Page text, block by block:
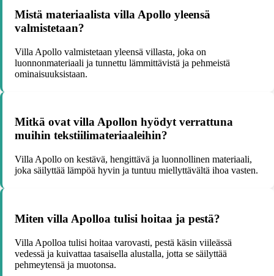
Mistä materiaalista villa Apollo yleensä
valmistetaan?
Villa Apollo valmistetaan yleensä villasta, joka on
luonnonmateriaali ja tunnettu lämmittävistä ja pehmeistä
ominaisuuksistaan.
Mitkä ovat villa Apollon hyödyt verrattuna
muihin tekstiilimateriaaleihin?
Villa Apollo on kestävä, hengittävä ja luonnollinen materiaali,
joka säilyttää lämpöä hyvin ja tuntuu miellyttävältä ihoa vasten.
Miten villa Apolloa tulisi hoitaa ja pestä?
Villa Apolloa tulisi hoitaa varovasti, pestä käsin viileässä
vedessä ja kuivattaa tasaisella alustalla, jotta se säilyttää
pehmeytensä ja muotonsa.